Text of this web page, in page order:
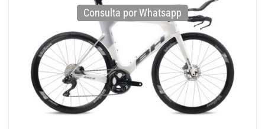
Consulta por Whatsapp